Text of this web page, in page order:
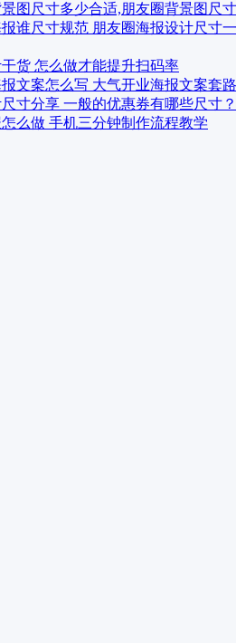
图尺寸多少合适,朋友圈背景图尺
谁尺寸规范 朋友圈海报设计尺寸
货 怎么做才能提升扫码率
文案怎么写 大气开业海报文案套路
寸分享 一般的优惠券有哪些尺寸？
么做 手机三分钟制作流程教学